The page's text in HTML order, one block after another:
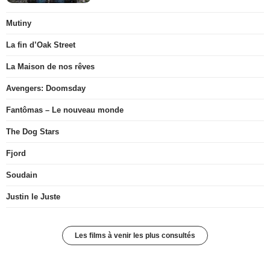
Mutiny
La fin d’Oak Street
La Maison de nos rêves
Avengers: Doomsday
Fantômas – Le nouveau monde
The Dog Stars
Fjord
Soudain
Justin le Juste
Les films à venir les plus consultés